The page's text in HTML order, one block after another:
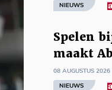
NIEUWS
Spelen
maakt
08 AUGUSTUS
NIEUWS